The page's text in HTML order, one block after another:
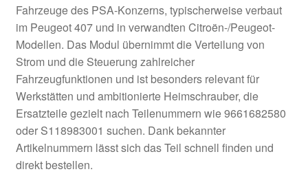
Fahrzeuge des PSA-Konzerns, typischerweise verbaut
im Peugeot 407 und in verwandten Citroën-/Peugeot-
Modellen. Das Modul übernimmt die Verteilung von
Strom und die Steuerung zahlreicher
Fahrzeugfunktionen und ist besonders relevant für
Werkstätten und ambitionierte Heimschrauber, die
Ersatzteile gezielt nach Teilenummern wie 9661682580
oder S118983001 suchen. Dank bekannter
Artikelnummern lässt sich das Teil schnell finden und
direkt bestellen.